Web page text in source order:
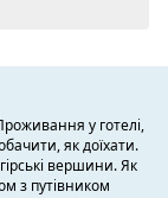
у готелі,
як доїхати.
вершини. Як
з путівником